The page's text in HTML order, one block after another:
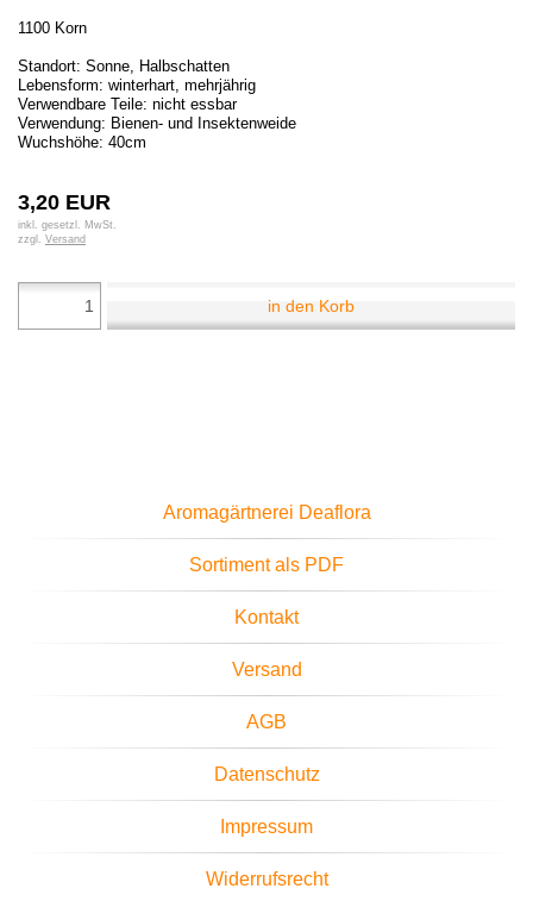
1100 Korn
Standort: Sonne, Halbschatten
Lebensform: winterhart, mehrjährig
Verwendbare Teile: nicht essbar
Verwendung: Bienen- und Insektenweide
Wuchshöhe: 40cm
3,20 EUR
inkl. gesetzl. MwSt.
zzgl. Versand
in den Korb
Aromagärtnerei Deaflora
Sortiment als PDF
Kontakt
Versand
AGB
Datenschutz
Impressum
Widerrufsrecht